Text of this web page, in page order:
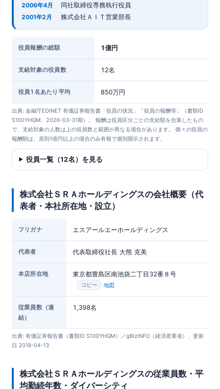
2006年4月 同社取締役専務執行役員
2001年2月 株式会社ＡＩＴ営業部長
役員報酬の総額 1億円
支給対象の役員数 12名
役員1名あたり平均 850万円
出典: 金融庁EDINET 有価証券報告書「役員の状況」「役員の報酬等」（書類ID
S100YHQM、2026-03-31期）。 報酬は役員区分ごとの支給額を合算したもの
で、支給対象の人数は上の役員数と範囲が異なる場合があります。 個々の役員の
報酬額は、原則1億円以上の場合のみ有報で個別開示されます。
役員一覧（12名）を見る
株式会社ＳＲＡホールディングスの会社概要（代
表者・本社所在地・設立）
フリガナ エスアールエーホールディングス
代表者 代表取締役社長 大熊 克美
本店所在地 東京都豊島区南池袋二丁目32番８号
コピー 地図
従業員数（連
結）
1,398名
出典: 有価証券報告書（書類ID S100YHQM）／gBizINFO（経済産業省）、更新
日 2018-04-13
株式会社ＳＲＡホールディングスの従業員数・平
均勤続年数・ダイバーシティ